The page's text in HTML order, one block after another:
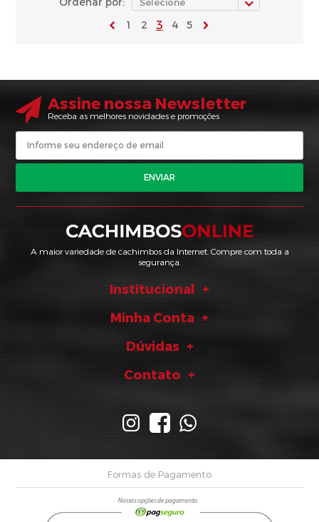
1
2 3 4 5
Assine nossa Newsletter
Receba as melhores novidades e promoções
ENVIAR
A maior variedade de cachimbos da Internet. Compre com toda a
segurança.
Institucional
Minha Conta
Dúvidas
Contato
Formas de Pagamento